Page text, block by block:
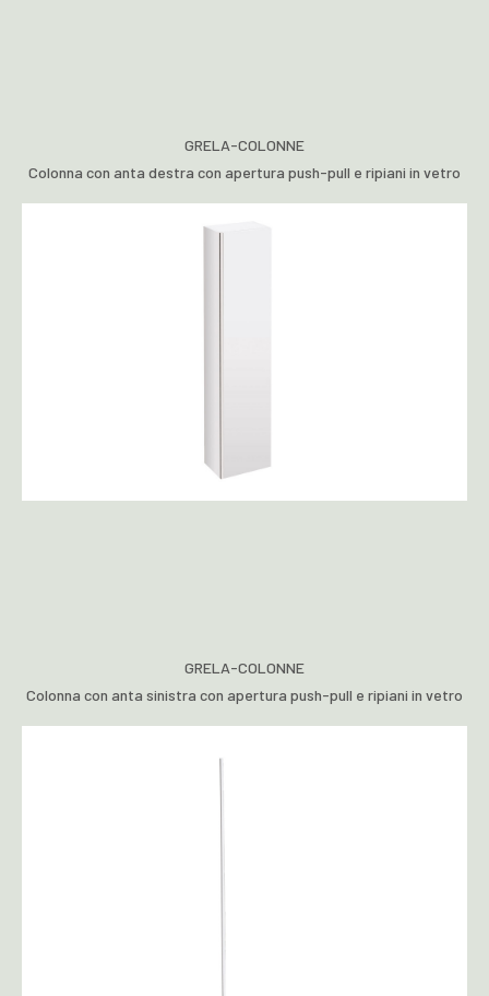
GRELA-COLONNE
Colonna con anta destra con apertura push-pull e ripiani in vetro
GRELA-COLONNE
Colonna con anta sinistra con apertura push-pull e ripiani in vetro